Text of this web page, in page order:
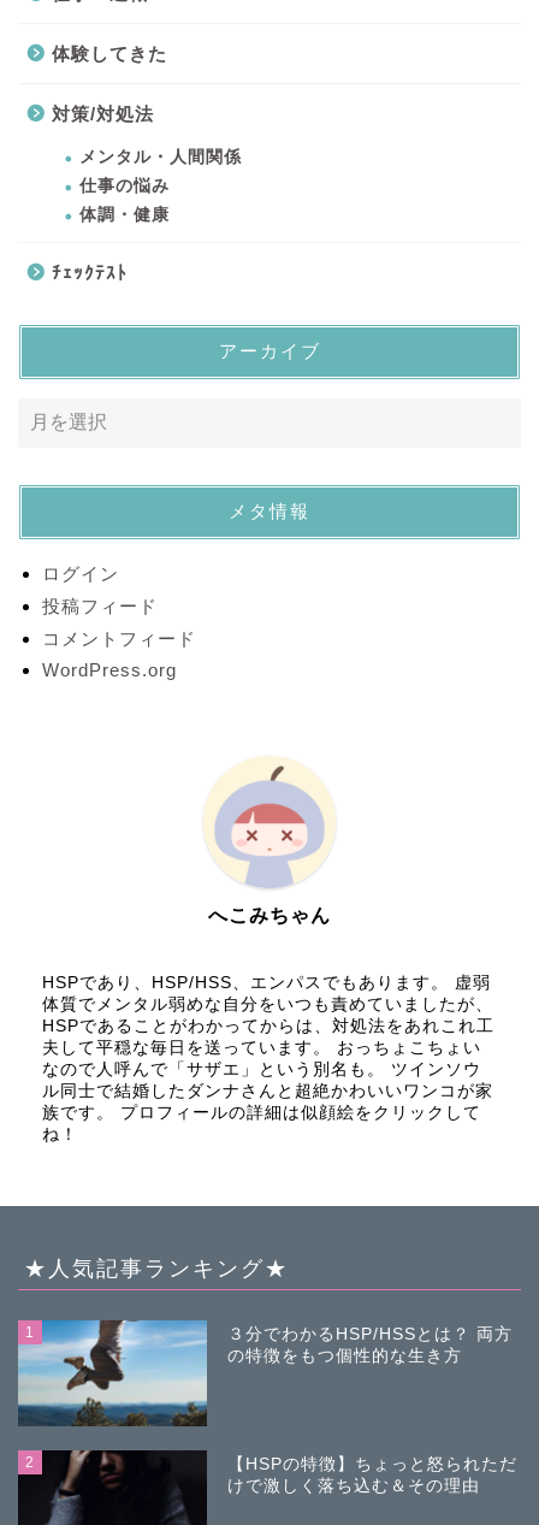
体験してきた
対策/対処法
メンタル・人間関係
仕事の悩み
体調・健康
ﾁｪｯｸﾃｽﾄ
アーカイブ
メタ情報
ログイン
投稿フィード
コメントフィード
WordPress.org
へこみちゃん
HSPであり、HSP/HSS、エンパスでもあります。 虚弱
体質でメンタル弱めな自分をいつも責めていましたが、
HSPであることがわかってからは、対処法をあれこれ工
夫して平穏な毎日を送っています。 おっちょこちょい
なので人呼んで「サザエ」という別名も。 ツインソウ
ル同士で結婚したダンナさんと超絶かわいいワンコが家
族です。 プロフィールの詳細は似顔絵をクリックして
ね！
★人気記事ランキング★
1
３分でわかるHSP/HSSとは？ 両方
の特徴をもつ個性的な生き方
2
【HSPの特徴】ちょっと怒られただ
けで激しく落ち込む＆その理由